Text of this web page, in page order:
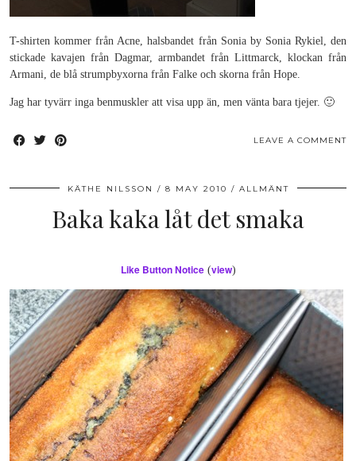
T-shirten kommer från Acne, halsbandet från Sonia by Sonia Rykiel, den
stickade kavajen från Dagmar, armbandet från Littmarck, klockan från
Armani, de blå strumpbyxorna från Falke och skorna från Hope.
Jag har tyvärr inga benmuskler att visa upp än, men vänta bara tjejer. 🙂
LEAVE A COMMENT
KÄTHE NILSSON 8 MAY 2010 ALLMÄNT
Baka kaka låt det smaka
Like Button Notice(view)